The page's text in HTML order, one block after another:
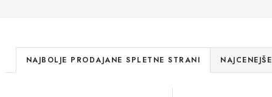
R
a
NAJBOLJE PRODAJANE SPLETNE STRANI NAJCENEJŠE